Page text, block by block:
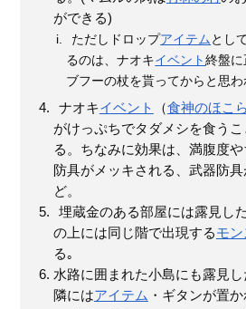
ができる)
ただしドロップアイテム とし
るのは、ナオキイベント終盤
ブフーの杖を貰ってからと思わ
ナオキイベント （食神のほこら
がけっぷちでタダメシを食う
る。ちなみに効果は、満腹度
防具がメッキされる、武器防
ど。
埋蔵金のある部屋には露見し
の上には同じ階で出現するモ
る｡
水路に囲まれた小島にも露見し
隣にはアイテム ・ギタンが置